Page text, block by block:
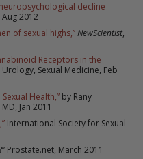
decline
Aug 2012
of sexual highs,”NewScientist,
Receptors in the
Sexual Medicine, Feb
Health,”by Rany
Jan 2011
International Society for Sexual
Prostate.net, March 2011